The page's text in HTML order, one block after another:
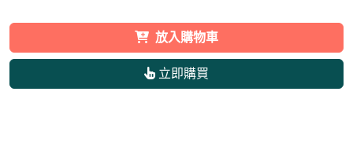
放入購物車
立即購買